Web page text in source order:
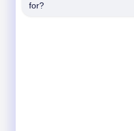
Mailen Sie uns
for?